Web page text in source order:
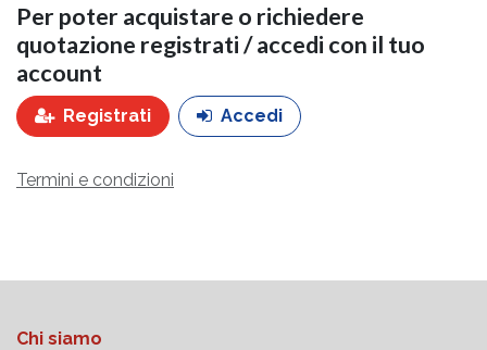
Per poter acquistare o richiedere
quotazione registrati / accedi con il tuo
account
Registrati Accedi
Termini e condizioni
Chi siamo